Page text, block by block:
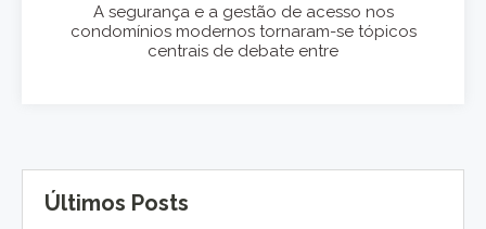
A segurança e a gestão de acesso nos
condomínios modernos tornaram-se tópicos
centrais de debate entre
Últimos Posts